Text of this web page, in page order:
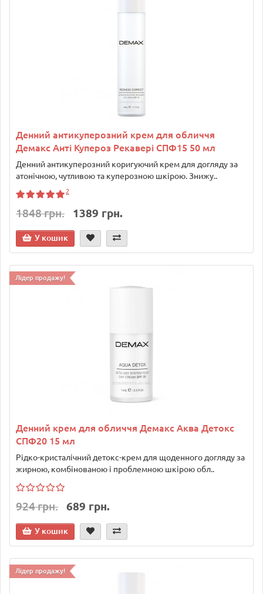
Денний антикуперозний крем для обличчя
Демакс Анті Купероз Рекавері СПФ15 50 мл
Денний антикуперозний коригуючий крем для догляду за
атонічною, чутливою та куперозною шкірою. Знижу..
2
1848 грн. 1389 грн.
У кошик
Лідер продажу!
Денний крем для обличчя Демакс Аква Детокс
СПФ20 15 мл
Рідко-кристалічний детокс-крем для щоденного догляду за
жирною, комбінованою і проблемною шкірою обл..
924 грн. 689 грн.
У кошик
Лідер продажу!